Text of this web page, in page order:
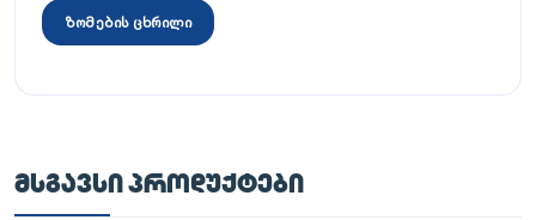
ზომების ცხრილი
ᲛᲡᲒᲐᲕᲡᲘ ᲞᲠᲝᲓᲣᲥᲢᲔᲑᲘ